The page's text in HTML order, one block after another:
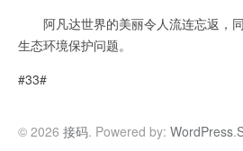
阿凡达世界的美丽令人流连忘返，
生态环境保护问题。
#33#
© 2026 接码. Powered by: WordPress.